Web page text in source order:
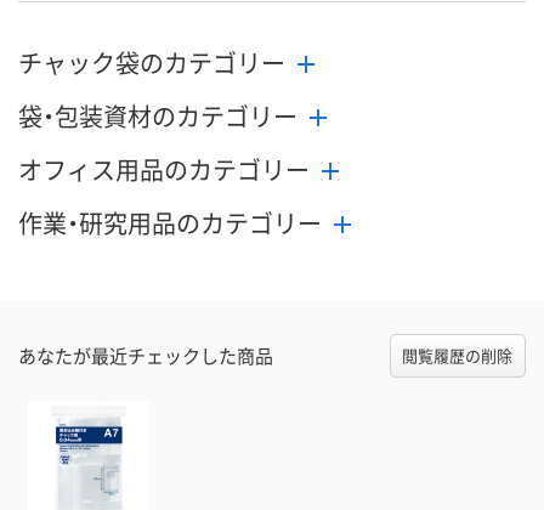
チャック袋のカテゴリー
袋・包装資材のカテゴリー
オフィス用品のカテゴリー
作業・研究用品のカテゴリー
あなたが最近チェックした商品 閲覧履歴の削除